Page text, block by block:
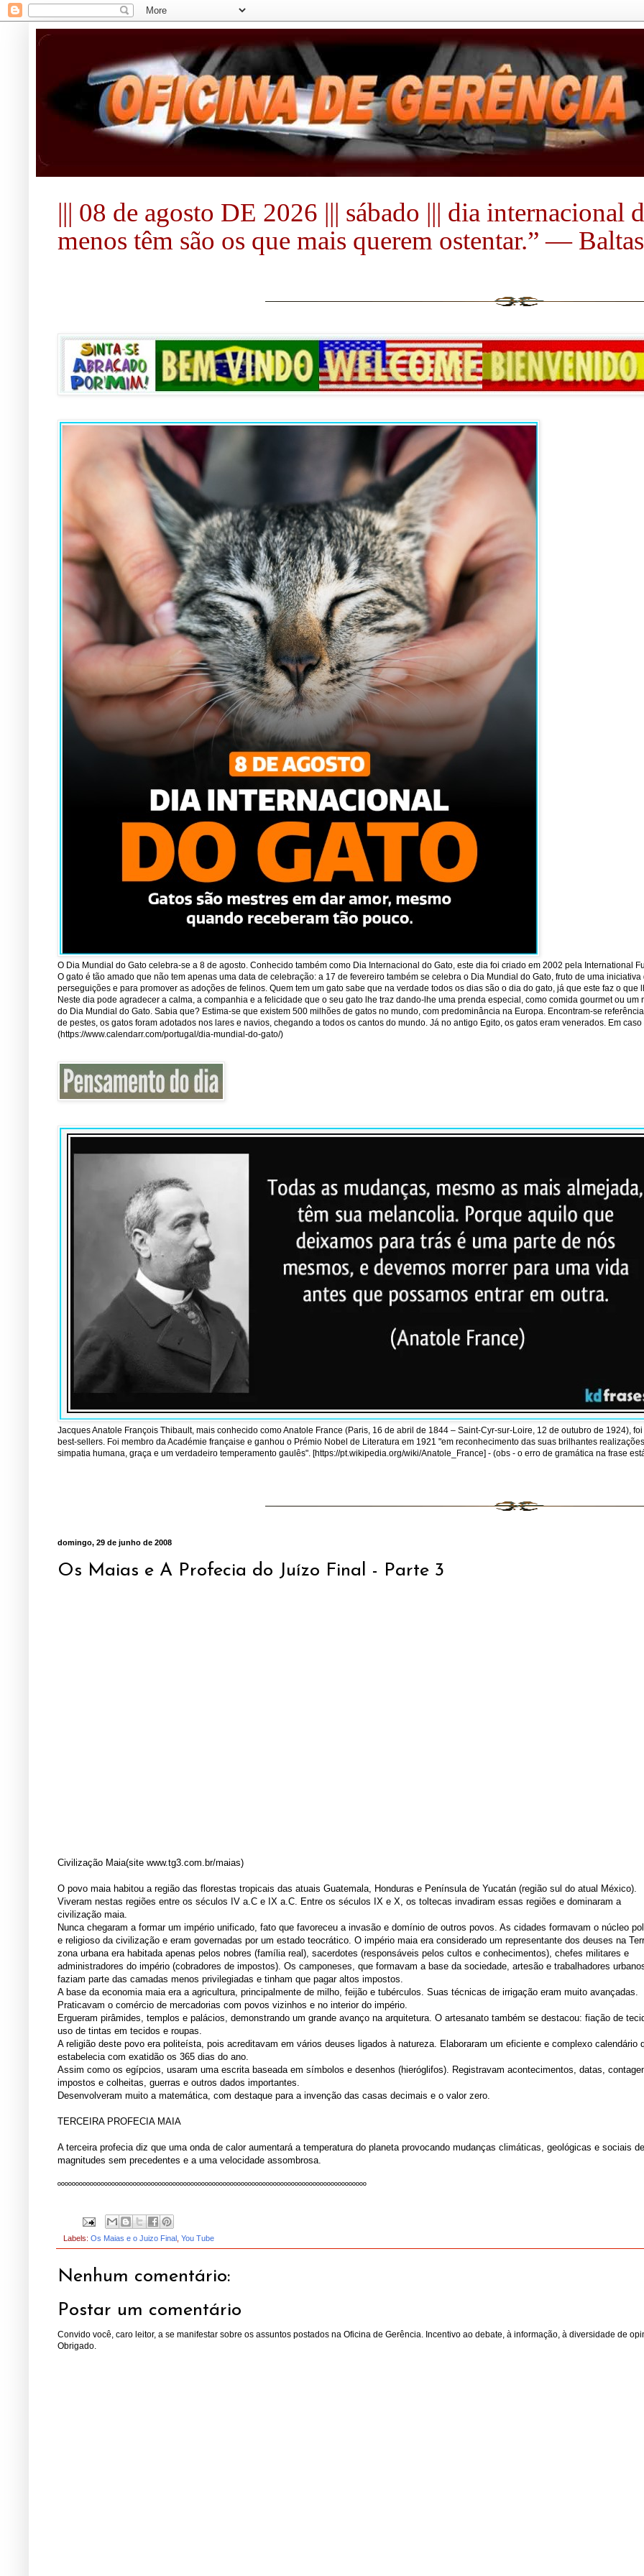
||| 08 de agosto DE 2026 ||| sábado ||| dia internacional
menos têm são os que mais querem ostentar.” ―
O Dia Mundial do Gato celebra-se a 8 de agosto. Conhecido também como Dia Internacional do Gato, este dia foi criado em 2002 pela International
O gato é tão amado que não tem apenas uma data de celebração: a 17 de fevereiro também se celebra o Dia Mundial do Gato, fruto de uma
perseguições e para promover as adoções de felinos. Quem tem um gato sabe que na verdade todos os dias são o dia do gato, já que este faz o
Neste dia pode agradecer a calma, a companhia e a felicidade que o seu gato lhe traz dando-lhe uma prenda especial, como comida gourmet ou
do Dia Mundial do Gato. Sabia que? Estima-se que existem 500 milhões de gatos no mundo, com predominância na Europa. Encontram-se
de pestes, os gatos foram adotados nos lares e navios, chegando a todos os cantos do mundo. Já no antigo Egito, os gatos eram venerados. Em
(https://www.calendarr.com/portugal/dia-mundial-do-gato/)
Jacques Anatole François Thibault, mais conhecido como Anatole France (Paris, 16 de abril de 1844 – Saint-Cyr-sur-Loire, 12 de outubro de 1924),
best-sellers. Foi membro da Académie française e ganhou o Prémio Nobel de Literatura em 1921 "em reconhecimento das suas brilhantes
simpatia humana, graça e um verdadeiro temperamento gaulês". [https://pt.wikipedia.org/wiki/Anatole_France] - (obs - o erro de gramática na frase
domingo, 29 de junho de 2008
Os Maias e A Profecia do Juízo Final - Parte 3
Civilização Maia(site www.tg3.com.br/maias)
O povo maia habitou a região das florestas tropicais das atuais Guatemala, Honduras e Península de Yucatán (região sul do atual México).
Viveram nestas regiões entre os séculos IV a.C e IX a.C. Entre os séculos IX e X, os toltecas invadiram essas regiões e dominaram a
civilização maia.
Nunca chegaram a formar um império unificado, fato que favoreceu a invasão e domínio de outros povos. As cidades formavam o núcleo
e religioso da civilização e eram governadas por um estado teocrático. O império maia era considerado um representante dos deuses na
zona urbana era habitada apenas pelos nobres (família real), sacerdotes (responsáveis pelos cultos e conhecimentos), chefes militares e
administradores do império (cobradores de impostos). Os camponeses, que formavam a base da sociedade, artesão e trabalhadores
faziam parte das camadas menos privilegiadas e tinham que pagar altos impostos.
A base da economia maia era a agricultura, principalmente de milho, feijão e tubérculos. Suas técnicas de irrigação eram muito avançadas.
Praticavam o comércio de mercadorias com povos vizinhos e no interior do império.
Ergueram pirâmides, templos e palácios, demonstrando um grande avanço na arquitetura. O artesanato também se destacou: fiação de
uso de tintas em tecidos e roupas.
A religião deste povo era politeísta, pois acreditavam em vários deuses ligados à natureza. Elaboraram um eficiente e complexo calendário
estabelecia com exatidão os 365 dias do ano.
Assim como os egípcios, usaram uma escrita baseada em símbolos e desenhos (hieróglifos). Registravam acontecimentos, datas,
impostos e colheitas, guerras e outros dados importantes.
Desenvolveram muito a matemática, com destaque para a invenção das casas decimais e o valor zero.
TERCEIRA PROFECIA MAIA
A terceira profecia diz que uma onda de calor aumentará a temperatura do planeta provocando mudanças climáticas, geológicas e sociais de
magnitudes sem precedentes e a uma velocidade assombrosa.
ºººººººººººººººººººººººººººººººººººººººººººººººººººººººººººººººººººººººººººººººººººººº
Labels: Os Maias e o Juizo Final You Tube
Nenhum comentário:
Postar um comentário
Convido você, caro leitor, a se manifestar sobre os assuntos postados na Oficina de Gerência. Incentivo ao debate, à informação, à diversidade de
Obrigado.